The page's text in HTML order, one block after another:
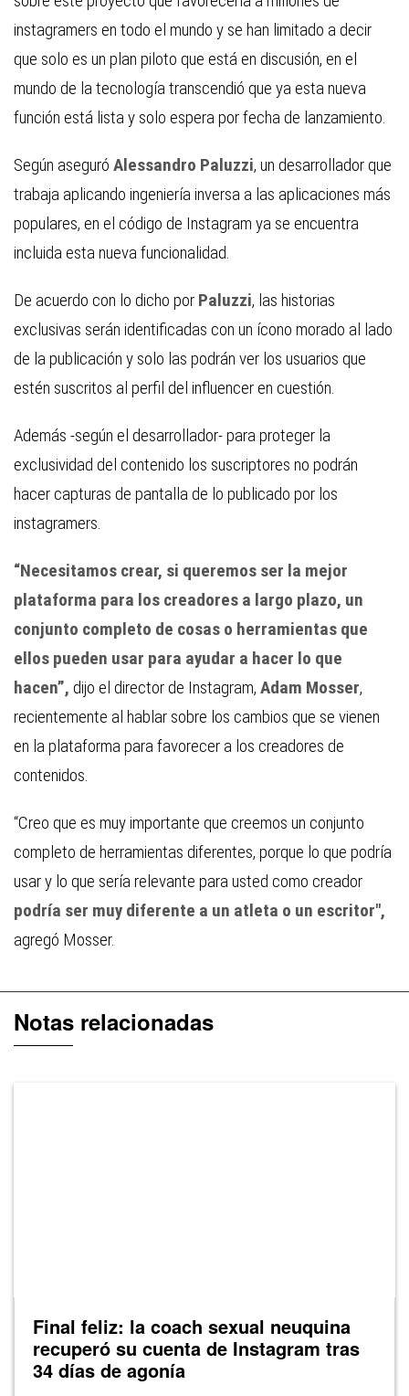
instagramers en todo el mundo y se han limitado a decir
que solo es un plan piloto que está en discusión, en el
mundo de la tecnología transcendió que ya esta nueva
función está lista y solo espera por fecha de lanzamiento.
Según aseguró Alessandro Paluzzi, un desarrollador que
trabaja aplicando ingeniería inversa a las aplicaciones más
populares, en el código de Instagram ya se encuentra
incluida esta nueva funcionalidad.
De acuerdo con lo dicho por Paluzzi, las historias
exclusivas serán identificadas con un ícono morado al lado
de la publicación y solo las podrán ver los usuarios que
estén suscritos al perfil del influencer en cuestión.
Además -según el desarrollador- para proteger la
exclusividad del contenido los suscriptores no podrán
hacer capturas de pantalla de lo publicado por los
instagramers.
“Necesitamos crear, si queremos ser la mejor
plataforma para los creadores a largo plazo, un
conjunto completo de cosas o herramientas que
ellos pueden usar para ayudar a hacer lo que
hacen”, dijo el director de Instagram, Adam Mosser,
recientemente al hablar sobre los cambios que se vienen
en la plataforma para favorecer a los creadores de
contenidos.
“Creo que es muy importante que creemos un conjunto
completo de herramientas diferentes, porque lo que podría
usar y lo que sería relevante para usted como creador
podría ser muy diferente a un atleta o un escritor",
agregó Mosser.
Notas relacionadas
Final feliz: la coach sexual neuquina
recuperó su cuenta de Instagram tras
34 días de agonía